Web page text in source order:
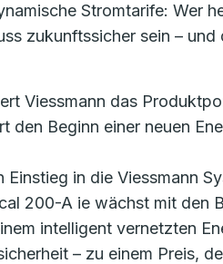
Stromtarife: Wer
zukunftssicher sein –
Viessmann das
den Beginn einer neuen
in die Viessmann
200-A ie wächst mit den
intelligent vernetzten
– zu einem Preis,